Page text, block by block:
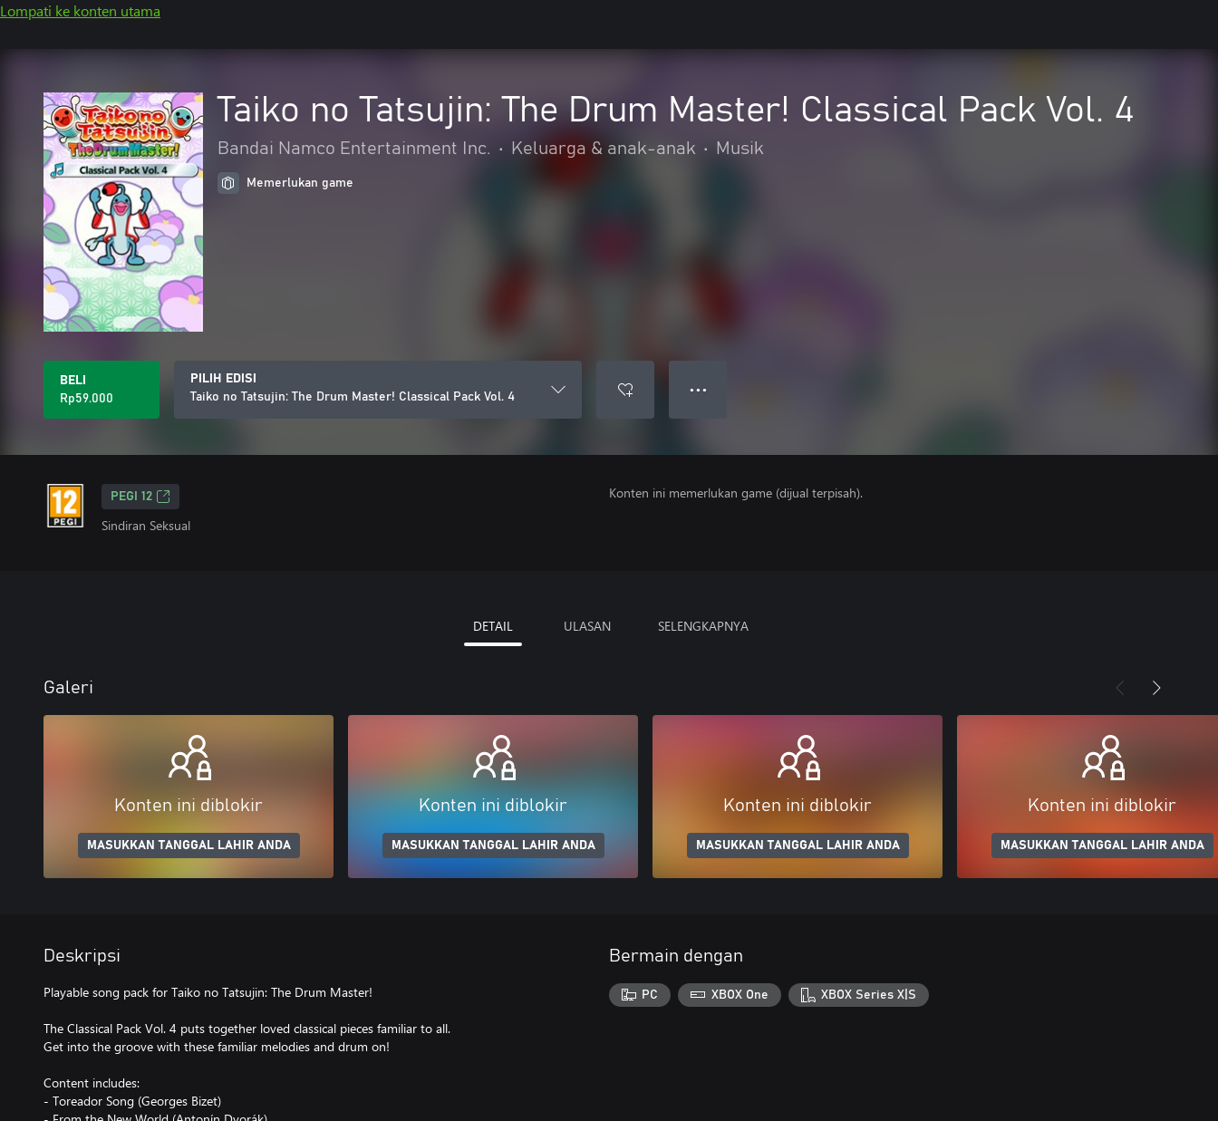
Lompati ke konten utama
Taiko no Tatsujin: The Drum Master! Classical Pack Vol. 4
Bandai Namco Entertainment Inc. • Keluarga & anak-anak • Musik
Memerlukan game
BELI
Rp59.000
PILIH EDISI
Taiko no Tatsujin: The Drum Master! Classical Pack Vol. 4
● ● ●
PEGI 12
Sindiran Seksual
Konten ini memerlukan game (dijual terpisah).
DETAIL ULASAN SELENGKAPNYA
Galeri
Konten ini diblokir
MASUKKAN TANGGAL LAHIR ANDA
Konten ini diblokir
MASUKKAN TANGGAL LAHIR ANDA
Konten ini diblokir
MASUKKAN TANGGAL LAHIR ANDA
Konten ini diblokir
MASUKKAN TANGGAL LAHIR ANDA
Deskripsi
Playable song pack for Taiko no Tatsujin: The Drum Master!
The Classical Pack Vol. 4 puts together loved classical pieces familiar to all.
Get into the groove with these familiar melodies and drum on!
Content includes:
- Toreador Song (Georges Bizet)
Bermain dengan
PC XBOX One XBOX Series X|S